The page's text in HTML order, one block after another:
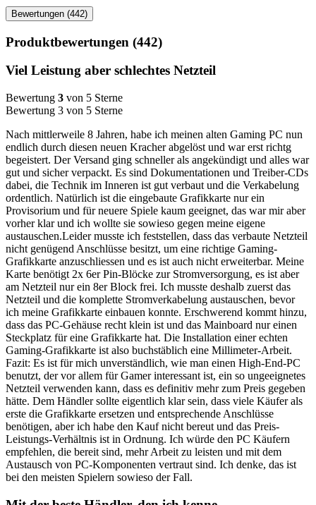
Bewertungen (442)
Produktbewertungen (442)
Viel Leistung aber schlechtes Netzteil
Bewertung 3 von 5 Sterne
Bewertung 3 von 5 Sterne
Nach mittlerweile 8 Jahren, habe ich meinen alten Gaming PC nun
endlich durch diesen neuen Kracher abgelöst und war erst richtg
begeistert. Der Versand ging schneller als angekündigt und alles war
gut und sicher verpackt. Es sind Dokumentationen und Treiber-CDs
dabei, die Technik im Inneren ist gut verbaut und die Verkabelung
ordentlich. Natürlich ist die eingebaute Grafikkarte nur ein
Provisorium und für neuere Spiele kaum geeignet, das war mir aber
vorher klar und ich wollte sie sowieso gegen meine eigene
austauschen.Leider musste ich feststellen, dass das verbaute Netzteil
nicht genügend Anschlüsse besitzt, um eine richtige Gaming-
Grafikkarte anzuschliessen und es ist auch nicht erweiterbar. Meine
Karte benötigt 2x 6er Pin-Blöcke zur Stromversorgung, es ist aber
am Netzteil nur ein 8er Block frei. Ich musste deshalb zuerst das
Netzteil und die komplette Stromverkabelung austauschen, bevor
ich meine Grafikkarte einbauen konnte. Erschwerend kommt hinzu,
dass das PC-Gehäuse recht klein ist und das Mainboard nur einen
Steckplatz für eine Grafikkarte hat. Die Installation einer echten
Gaming-Grafikkarte ist also buchstäblich eine Millimeter-Arbeit.
Fazit: Es ist für mich unverständlich, wie man einen High-End-PC
benutzt, der vor allem für Gamer interessant ist, ein so ungeeignetes
Netzteil verwenden kann, dass es definitiv mehr zum Preis gegeben
hätte. Dem Händler sollte eigentlich klar sein, dass viele Käufer als
erste die Grafikkarte ersetzen und entsprechende Anschlüsse
benötigen, aber ich habe den Kauf nicht bereut und das Preis-
Leistungs-Verhältnis ist in Ordnung. Ich würde den PC Käufern
empfehlen, die bereit sind, mehr Arbeit zu leisten und mit dem
Austausch von PC-Komponenten vertraut sind. Ich denke, das ist
bei den meisten Spielern sowieso der Fall.